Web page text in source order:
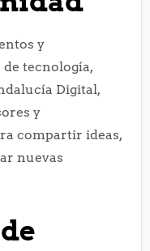
y
tecnología,
Digital,
y
compartir ideas,
nuevas